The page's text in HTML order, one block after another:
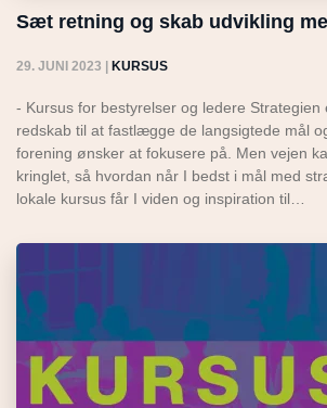
Sæt retning og skab udvikling
29. JUNI 2023 KURSUS
- Kursus for bestyrelser og ledere Strategien
redskab til at fastlægge de langsigtede mål
forening ønsker at fokusere på. Men vejen
kringlet, så hvordan når I bedst i mål med
lokale kursus får I viden og inspiration til…